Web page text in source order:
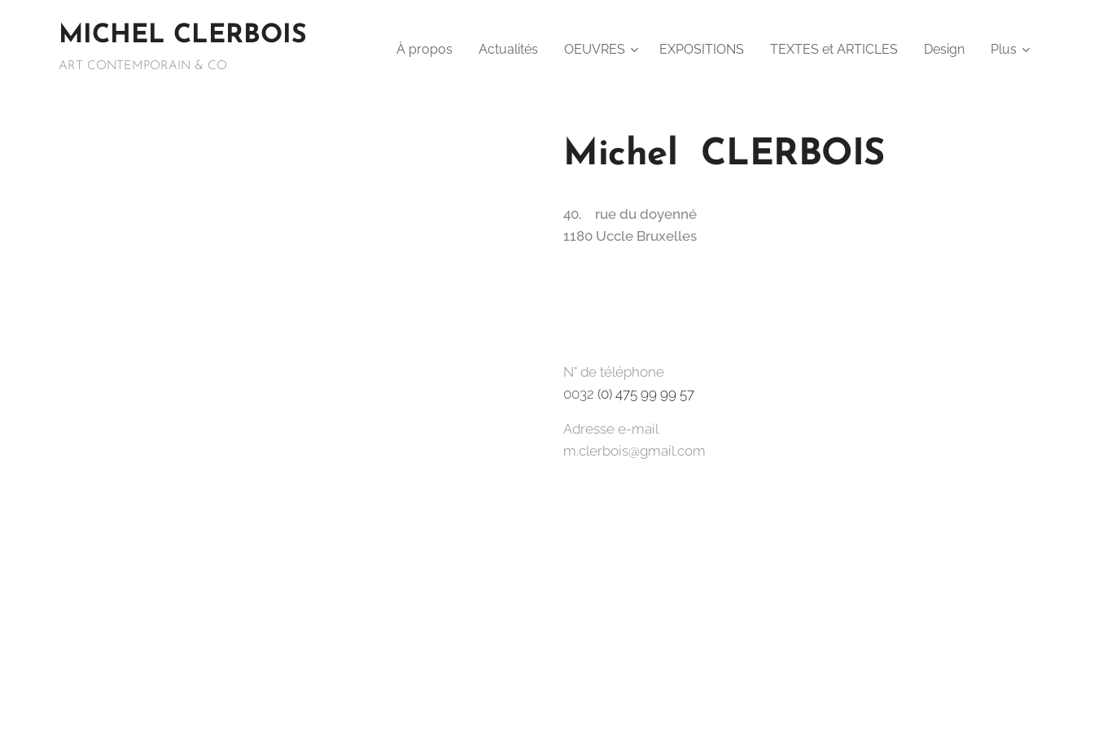
MICHEL CLERBOIS
ART CONTEMPORAIN & CO
À propos Actualités OEUVRES EXPOSITIONS TEXTES et ARTICLES Design Plus
Michel CLERBOIS
40, rue du doyenné
1180 Uccle Bruxelles
N° de téléphone
0032 (0) 475 99 99 57
Adresse e-mail
m.clerbois@gmail.com